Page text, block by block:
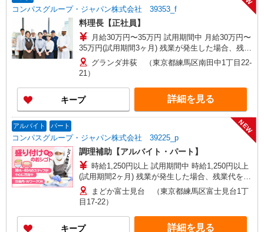
コンパスグループ・ジャパン株式会社 39353_f
料理長【正社員】
月給30万円〜35万円 試用期間中 月給30万円〜
35万円(試用期間3ヶ月) 残業が発生した場合、残業
代を1分単位で別途支給します。 ▼理論年収（基
本給12ヵ月＋賞与） 4,200,000〜5,320,000円 ▼
想定年収（理論年収＋残業20H/月）
4,723,256〜5,982,791円 ※給与は経験や前職給与
に応じて決定します。
グランダ井荻 （東京都練馬区南田中1丁目22-
21）
キープ 詳細を見る
アルバイト パート
コンパスグループ・ジャパン株式会社 39225_p
NEW
調理補助【アルバイト・パート】
時給1,250円以上 試用期間中 時給1,250円以上
(試用期間2ヶ月) 残業が発生した場合、残業代を1
分単位で別途支給します。
まどか富士見台 （東京都練馬区富士見台1丁
目17-22）
キープ 詳細を見る